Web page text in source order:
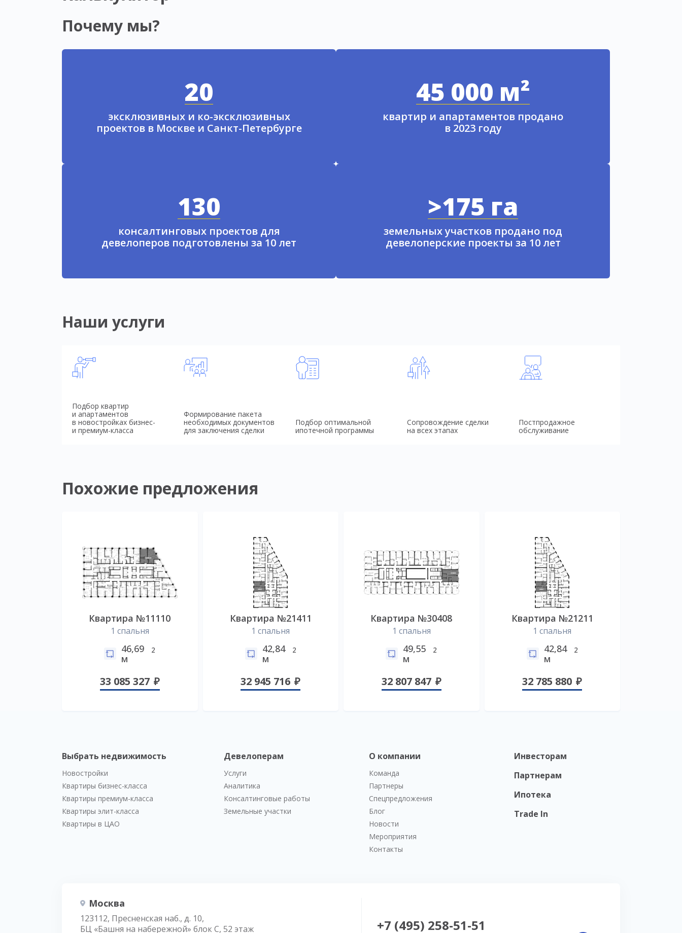
Почему мы?
20
эксклюзивных и ко-эксклюзивных
проектов в Москве и Санкт-Петербурге
45 000 м²
квартир и апартаментов продано
в 2023 году
130
консалтинговых проектов для
девелоперов подготовлены за 10 лет
>175 га
земельных участков продано под
девелоперские проекты за 10 лет
Наши услуги
Подбор квартир
и апартаментов
в новостройках бизнес-
и премиум-класса
Формирование пакета
необходимых документов
для заключения сделки
Подбор оптимальной
ипотечной программы
Сопровождение сделки
на всех этапах
Постпродажное
обслуживание
Похожие предложения
Квартира №11110
1 спальня
46,69
м
2
33 085 327
Квартира №21411
1 спальня
42,84
м
2
32 945 716
Квартира №30408
1 спальня
49,55
м
2
32 807 847
Квартира №21211
1 спальня
42,84
м
2
32 785 880
Выбрать недвижимость
Новостройки
Квартиры бизнес-класса
Квартиры премиум-класса
Квартиры элит-класса
Квартиры в ЦАО
Девелоперам
Услуги
Аналитика
Консалтинговые работы
Земельные участки
О компании
Команда
Партнеры
Спецпредложения
Блог
Новости
Мероприятия
Контакты
Инвесторам
Партнерам
Ипотека
Trade In
Москва
123112, Пресненская наб., д. 10,
БЦ «Башня на набережной» блок С, 52 этаж
+7 (495) 258-51-51